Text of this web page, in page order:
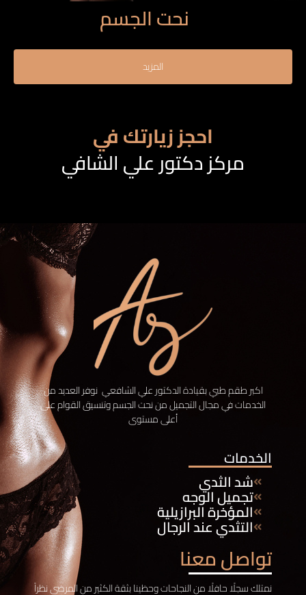
نحت الجسم
المزيد
احجز زيارتك في
مركز دكتور علي الشافي
اكبر طقم طبي بقيادة الدكتور علي الشافعي نوفرالعديد من
الخدمات في مجال التجميل من نحت الجسم وتنسيق القوام على
أعلى مستوى
الخدمات
شد الثدي
تجميل الوجه
المؤخرة البرازيلية
التثدي عند الرجال
تواصل معنا
نمتلك سجلًا حافلًا من النجاحات وحظينا بثقة الكثير من المرضى نظراً